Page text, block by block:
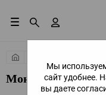
Мы
сайт удобнее.
вы даете
Моно из розы